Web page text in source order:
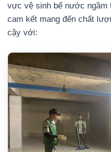
vực vệ sinh bể nước ngầm
cam kết mang đến chất
cậy với: